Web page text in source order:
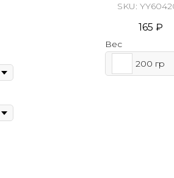
SKU:
165 ₽
Вес
200 гр